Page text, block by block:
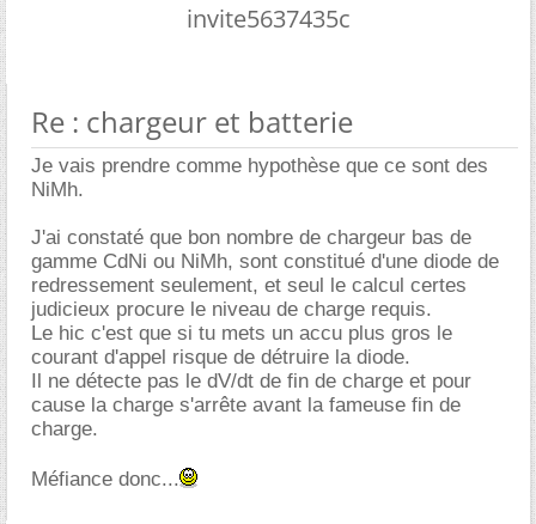
invite5637435c
Re : chargeur et batterie
Je vais prendre comme hypothèse que ce sont des
NiMh.
J'ai constaté que bon nombre de chargeur bas de
gamme CdNi ou NiMh, sont constitué d'une diode de
redressement seulement, et seul le calcul certes
judicieux procure le niveau de charge requis.
Le hic c'est que si tu mets un accu plus gros le
courant d'appel risque de détruire la diode.
Il ne détecte pas le dV/dt de fin de charge et pour
cause la charge s'arrête avant la fameuse fin de
charge.
Méfiance donc...